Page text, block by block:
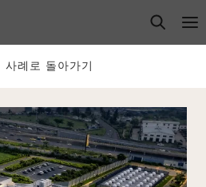
open
사례로 돌아가기